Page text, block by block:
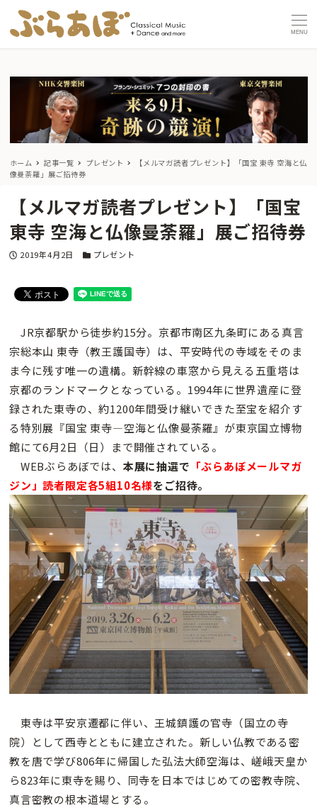
MENU
ホーム 記事一覧 プレゼント
【メルマガ読者プレゼント】「国宝 東寺 空海と仏
像曼荼羅」展ご招待券
【メルマガ読者プレゼント】「国宝
東寺 空海と仏像曼荼羅」展ご招待券
投稿日
2019年4月2日 カテゴリー
プレゼント
JR京都駅から徒歩約15分。京都市南区九条町にある真言
宗総本山 東寺（教王護国寺）は、平安時代の寺域をそのま
ま今に残す唯一の遺構。新幹線の車窓から見える五重塔は
京都のランドマークとなっている。1994年に世界遺産に登
録された東寺の、約1200年間受け継いできた至宝を紹介す
る特別展『国宝 東寺―空海と仏像曼荼羅』が東京国立博物
館にて6月2日（日）まで開催されている。
WEBぶらあぼでは、 本展に抽選で 「ぶらあぼメールマガ
ジン」読者限定各5組10名様をご招待。
東寺は平安京遷都に伴い、王城鎮護の官寺（国立の寺
院）として西寺とともに建立された。新しい仏教である密
教を唐で学び806年に帰国した弘法大師空海は、嵯峨天皇か
ら823年に東寺を賜り、同寺を日本ではじめての密教寺院、
真言密教の根本道場とする。